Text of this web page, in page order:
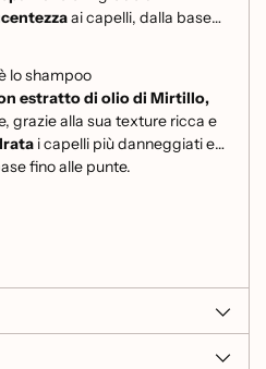
ai capelli, dalla base
lo shampoo
estratto di olio di Mirtillo,
grazie alla sua texture ricca e
i capelli più danneggiati e
fino alle punte.